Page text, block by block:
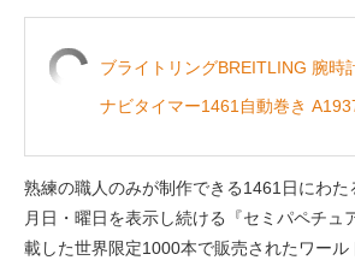
ブライトリングBREITLING 腕時
ナビタイマー1461自動巻き
熟練の職人のみが制作できる1461日にわ
月日・曜日を表示し続ける『セミパペチュ
載した世界限定1000本で販売されたワール